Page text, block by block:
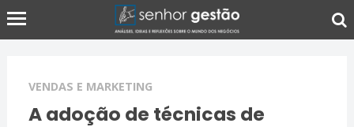
VENDAS E MARKETING
A adoção de técnicas de